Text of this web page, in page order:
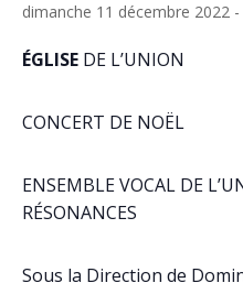
dimanche 11 décembre 2022 -
ÉGLISE DE L’UNION
CONCERT DE NOËL
ENSEMBLE VOCAL DE
RÉSONANCES
Sous la Direction de